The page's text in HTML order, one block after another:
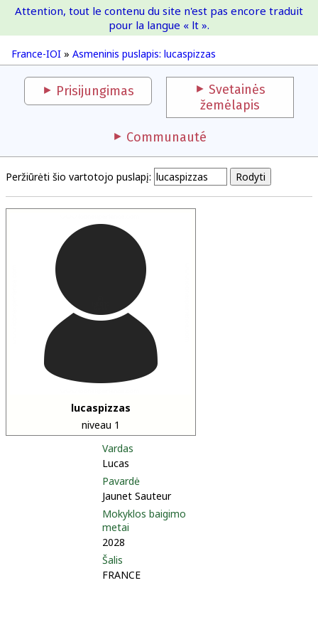
France-IOI
France-IOI » Asmeninis puslapis: lucaspizzas
Attention, tout le contenu du site n'est pas encore traduit
pour la langue « lt ».
Prisijungimas
Svetainės
žemėlapis
Communauté
Peržiūrėti šio vartotojo puslapį:
lucaspizzas
niveau 1
Vardas
Lucas
Pavardė
Jaunet Sauteur
Mokyklos baigimo
metai
2028
Šalis
FRANCE